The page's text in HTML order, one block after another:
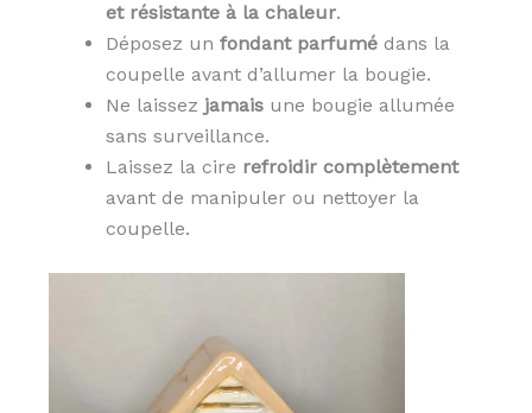
et résistante à la chaleur.
Déposez un fondant parfumédans la
coupelle avant d’allumer la bougie.
Ne laissez jamaisune bougie allumée
sans surveillance.
Laissez la cire refroidir complètement
avant de manipuler ou nettoyer la
coupelle.